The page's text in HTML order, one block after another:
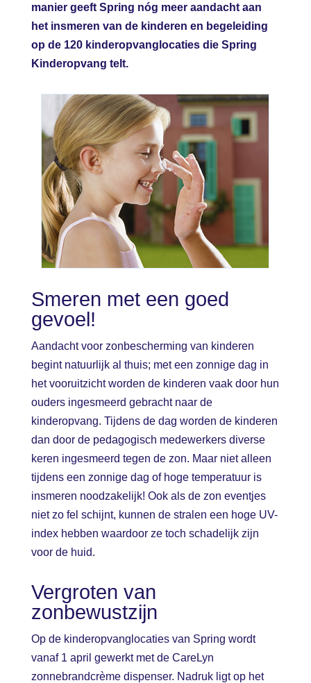
manier geeft Spring nóg meer aandacht aan
het insmeren van de kinderen en begeleiding
op de 120 kinderopvanglocaties die Spring
Kinderopvang telt.
Smeren met een goed
gevoel!
Aandacht voor zonbescherming van kinderen
begint natuurlijk al thuis; met een zonnige dag in
het vooruitzicht worden de kinderen vaak door hun
ouders ingesmeerd gebracht naar de
kinderopvang. Tijdens de dag worden de kinderen
dan door de pedagogisch medewerkers diverse
keren ingesmeerd tegen de zon. Maar niet alleen
tijdens een zonnige dag of hoge temperatuur is
insmeren noodzakelijk! Ook als de zon eventjes
niet zo fel schijnt, kunnen de stralen een hoge UV-
index hebben waardoor ze toch schadelijk zijn
voor de huid.
Vergroten van
zonbewustzijn
Op de kinderopvanglocaties van Spring wordt
vanaf 1 april gewerkt met de CareLyn
zonnebrandcrème dispenser. Nadruk ligt op het